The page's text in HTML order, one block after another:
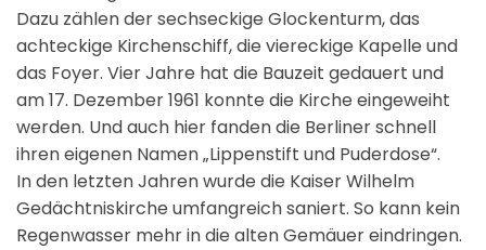
Dazu zählen der sechseckige Glockenturm, das
achteckige Kirchenschiff, die viereckige Kapelle und
das Foyer. Vier Jahre hat die Bauzeit gedauert und
am 17. Dezember 1961 konnte die Kirche eingeweiht
werden. Und auch hier fanden die Berliner schnell
ihren eigenen Namen „Lippenstift und Puderdose“.
In den letzten Jahren wurde die Kaiser Wilhelm
Gedächtniskirche umfangreich saniert. So kann kein
Regenwasser mehr in die alten Gemäuer eindringen.